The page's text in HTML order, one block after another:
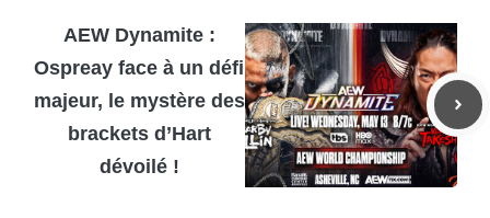
AEW Dynamite :
Ospreay face à un défi
majeur, le mystère des
brackets d’Hart
dévoilé !